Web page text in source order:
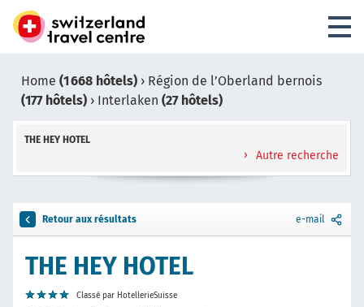
Home (1 668 hôtels) › Région de l’Oberland bernois
(177 hôtels) › Interlaken (27 hôtels)
THE HEY HOTEL
Autre recherche
Retour aux résultats e-mail
THE HEY HOTEL
Classé par HotellerieSuisse